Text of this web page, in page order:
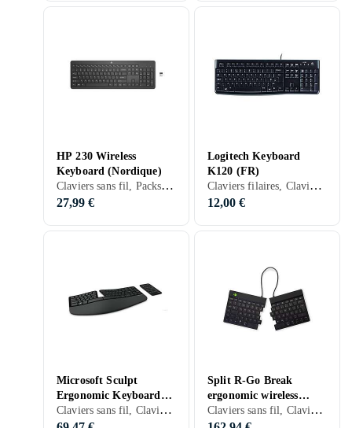
HP 230 Wireless
Keyboard (Nordique)
Claviers sans fil, Packs clavier et souris, Claviers ergonomiques, Claviers pour tablettes, Membran, Nordique, PC, Tablettes, Ergonomiquement
27,99 €
Logitech Keyboard
K120 (FR)
Claviers filaires, Claviers ergonomiques, Français, PC, Mac, Ergonomiquement
12,00 €
Microsoft Sculpt
Ergonomic Keyboard
for Business (FR)
Claviers sans fil, Claviers ergonomiques, Mécanique, Français, PC, Mac, Ergonomiquement
Split R-Go Break
ergonomic wireless
keyboard, Black
(German)
Claviers sans fil, Claviers ergonomiques, Scissor switch , Mac, Ergonomiquement